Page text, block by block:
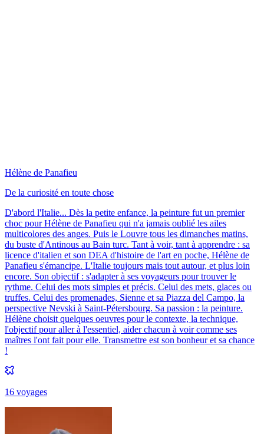
Hélène de Panafieu
De la curiosité en toute chose
D'abord l'Italie... Dès la petite enfance, la peinture fut un premier
choc pour Hélène de Panafieu qui n'a jamais oublié les ailes
multicolores des anges. Puis le Louvre tous les dimanches matins,
du buste d'Antinous au Bain turc. Tant à voir, tant à apprendre : sa
licence d'italien et son DEA d'histoire de l'art en poche, Hélène de
Panafieu s'émancipe. L'Italie toujours mais tout autour, et plus loin
encore. Son objectif : s'adapter à ses voyageurs pour trouver le
rythme. Celui des mots simples et précis. Celui des mets, glaces ou
truffes. Celui des promenades, Sienne et sa Piazza del Campo, la
perspective Nevski à Saint-Pétersbourg. Sa passion : la peinture.
Hélène choisit quelques oeuvres pour le contexte, la technique,
l'objectif pour aller à l'essentiel, aider chacun à voir comme ses
maîtres l'ont fait pour elle. Transmettre est son bonheur et sa chance
!
16 voyages